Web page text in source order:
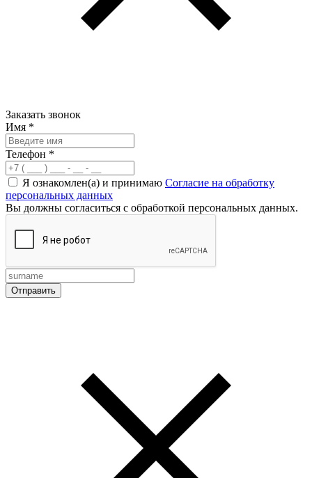
Заказать звонок
Имя *
Телефон *
Я ознакомлен(а) и принимаю Согласие на обработку
персональных данных
Вы должны согласиться с обработкой персональных данных.